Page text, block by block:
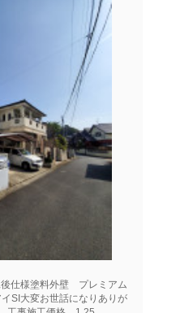
仕様塗料外壁 プレミアム
SI大変お世話になりありが